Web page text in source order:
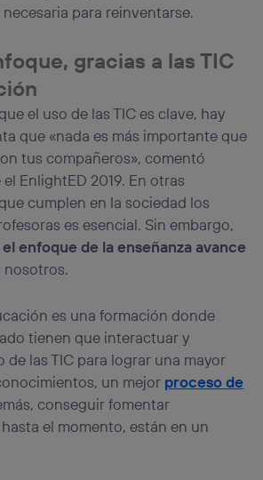
para reinventarse.
gracias a las TIC
el uso de las TIC es clave, hay
que «nada es más importante que
tus compañeros», comentó
EnlightED 2019. En otras
cumplen en la sociedad los
es esencial. Sin embargo,
enfoque de la enseñanza avance
nosotros.
es una formación donde
tienen que interactuar y
de las TIC para lograr una mayor
un mejor proceso de
conseguir fomentar
el momento, están en un